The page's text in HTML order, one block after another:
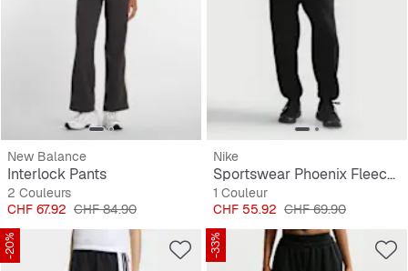
New Balance
Interlock Pants
2 Couleurs
Prix
CHF 67.92 Prix original
CHF 84.90
Nike
Sportswear Phoenix Fleece High-Waisted Oversized Sweatpants
1 Couleur
Prix
CHF 55.92 Prix original
CHF 69.90
-20% -33%